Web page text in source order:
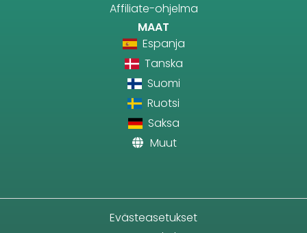
Affiliate-ohjelma
MAAT
Espanja
Tanska
Suomi
Ruotsi
Saksa
Muut
Evästeasetukset